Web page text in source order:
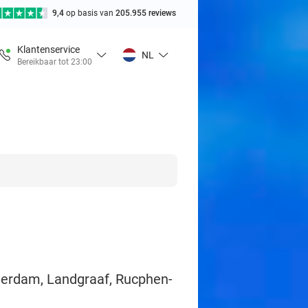
9,4 op basis van 205.955 reviews
Klantenservice
Bereikbaar tot 23:00
NL
Landgraaf, Rucphen-